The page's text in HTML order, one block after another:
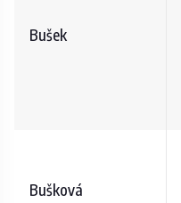
Bušek
Bušková